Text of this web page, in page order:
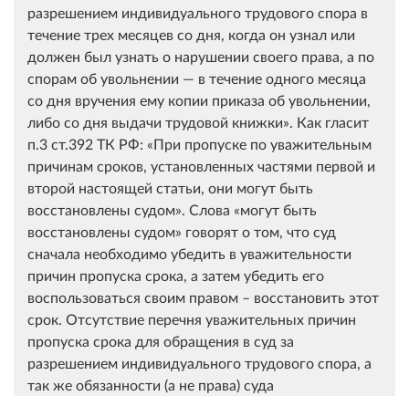
разрешением индивидуального трудового спора в
течение трех месяцев со дня, когда он узнал или
должен был узнать о нарушении своего права, а по
спорам об увольнении — в течение одного месяца
со дня вручения ему копии приказа об увольнении,
либо со дня выдачи трудовой книжки». Как гласит
п.3 ст.392 ТК РФ: «При пропуске по уважительным
причинам сроков, установленных частями первой и
второй настоящей статьи, они могут быть
восстановлены судом». Слова «могут быть
восстановлены судом» говорят о том, что суд
сначала необходимо убедить в уважительности
причин пропуска срока, а затем убедить его
воспользоваться своим правом – восстановить этот
срок. Отсутствие перечня уважительных причин
пропуска срока для обращения в суд за
разрешением индивидуального трудового спора, а
так же обязанности (а не права) суда